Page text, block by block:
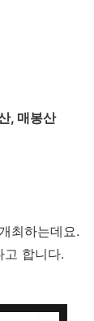
, 매봉산
최하는데요.
합니다.